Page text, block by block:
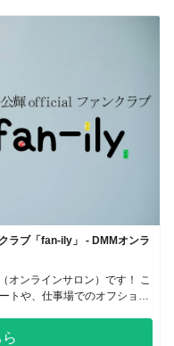
ラブ「fan-ily」 - DMMオンラ
オンラインサロン）です！ こ
トや、仕事場でのオフショッ